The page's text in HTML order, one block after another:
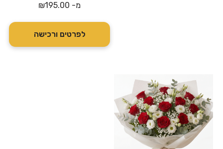
מ- ₪195.00
לפרטים ורכישה